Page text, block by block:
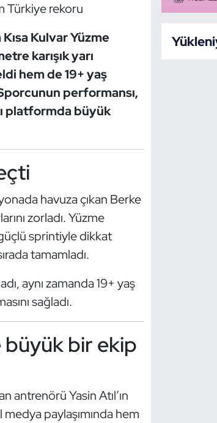
Türkiye rekoru
Kulvar Yüzme
karışık yarı
hem de 19+ yaş
performansı,
platformda büyük
havuza çıkan Berke
zorladı. Yüzme
sprintiyle dikkat
tamamladı.
aynı zamanda 19+ yaş
sağladı.
büyük bir ekip
antrenörü Yasin Atıl’ın
paylaşımında hem